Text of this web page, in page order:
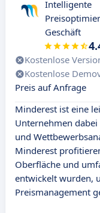
Intelligente
Geschäft
Kostenlose
Kostenlose
Preis auf Anfrage
Minderest ist eine
Unternehmen
und
Minderest
Oberfläche und
entwickelt wurden,
Preismanagement